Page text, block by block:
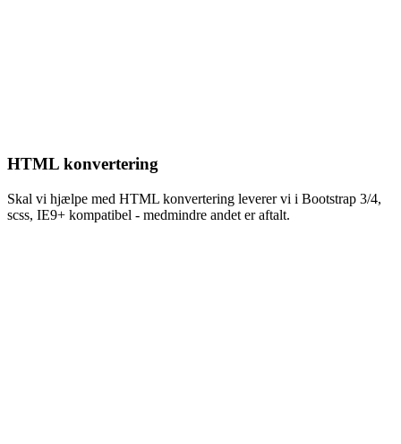
HTML konvertering
Skal vi hjælpe med HTML konvertering leverer vi i Bootstrap 3/4,
scss, IE9+ kompatibel - medmindre andet er aftalt.